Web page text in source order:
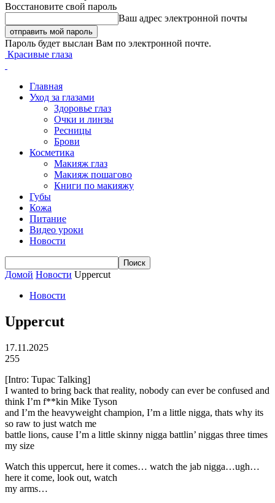
Восстановите свой пароль
Ваш адрес электронной почты
Пароль будет выслан Вам по электронной почте.
Красивые глаза
Главная
Уход за глазами
Здоровье глаз
Очки и линзы
Ресницы
Брови
Косметика
Макияж глаз
Макияж пошагово
Книги по макияжу
Губы
Кожа
Питание
Видео уроки
Новости
Домой Новости Uppercut
Новости
Uppercut
17.11.2025
255
[Intro: Tupac Talking]
I wanted to bring back that reality, nobody can ever be confused and
think I’m f**kin Mike Tyson
and I’m the heavyweight champion, I’m a little nigga, thats why its
so raw to just watch me
battle lions, cause I’m a little skinny nigga battlin’ niggas three times
my size
Watch this uppercut, here it comes… watch the jab nigga…ugh…
here it come, look out, watch
my arms…